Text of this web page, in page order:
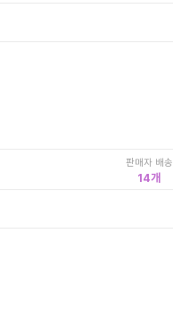
판매자 배송
14